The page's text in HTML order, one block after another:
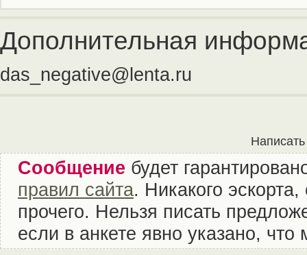
Дополнительная
das_negative@lenta.ru
Сообщение будет
правил сайта. Никакого
прочего. Нельзя писать
если в анкете явно указано,